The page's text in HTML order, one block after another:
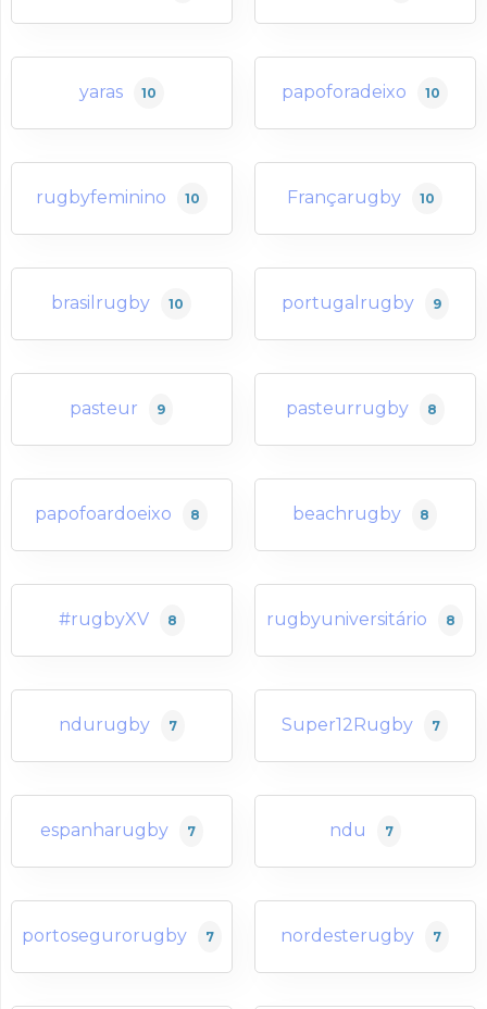
yaras 10 papoforadeixo 10
rugbyfeminino 10 Françarugby 10
brasilrugby 10 portugalrugby 9
pasteur 9 pasteurrugby 8
papofoardoeixo 8 beachrugby 8
#rugbyXV 8 rugbyuniversitário 8
ndurugby 7 Super12Rugby 7
espanharugby 7 ndu 7
portosegurorugby 7 nordesterugby 7